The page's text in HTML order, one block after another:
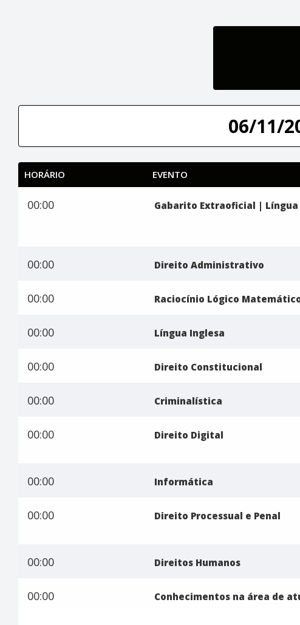
06/11/
HORÁRIO EVENTO
00:00 Gabarito Extraoficial | Língua
00:00 Direito Administrativo
00:00 Raciocínio Lógico
00:00 Língua Inglesa
00:00 Direito Constitucional
00:00 Criminalística
00:00 Direito Digital
00:00 Informática
00:00 Direito Processual e Penal
00:00 Direitos Humanos
00:00 Conhecimentos na área de